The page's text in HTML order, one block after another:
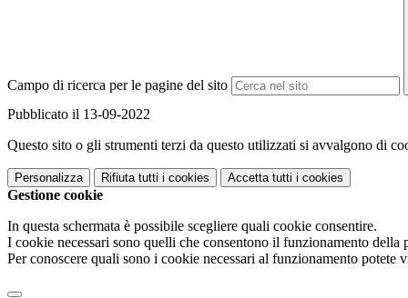
Campo di ricerca per le pagine del sito
Pubblicato il 13-09-2022
Questo sito o gli strumenti terzi da questo utilizzati si avvalgono di
Personalizza Rifiuta tutti i cookies Accetta tutti i cookies
Gestione cookie
In questa schermata è possibile scegliere quali cookie consentire.
I cookie necessari sono quelli che consentono il funzionamento
Per conoscere quali sono i cookie necessari al funzionamento potete